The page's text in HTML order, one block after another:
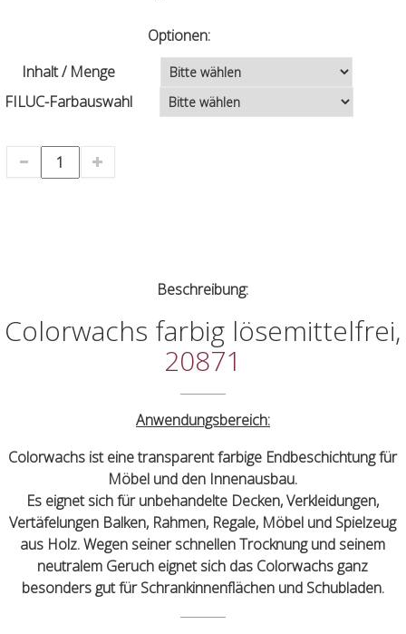
Optionen:
Inhalt / Menge
FILUC-Farbauswahl
Beschreibung:
Colorwachs farbig lösemittelfrei,
20871
Anwendungsbereich:
Colorwachs ist eine transparent farbige Endbeschichtung für
Möbel und den Innenausbau.
Es eignet sich für unbehandelte Decken, Verkleidungen,
Vertäfelungen Balken, Rahmen, Regale, Möbel und Spielzeug
aus Holz. Wegen seiner schnellen Trocknung und seinem
neutralem Geruch eignet sich das Colorwachs ganz
besonders gut für Schrankinnenflächen und Schubladen.